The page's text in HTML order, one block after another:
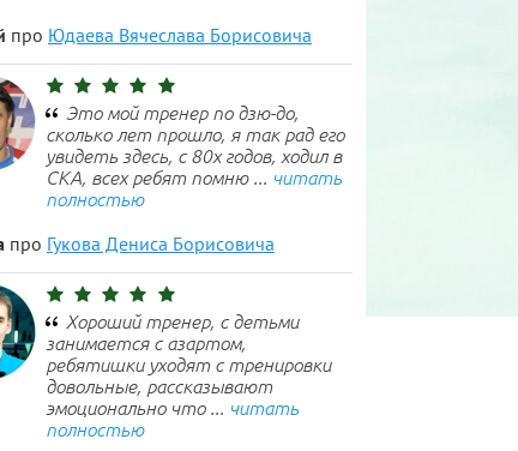
про Юдаева Вячеслава Борисовича
Это мой тренер по дзю-до,
сколько лет прошло, я так рад его
увидеть здесь, с 80х годов, ходил в
СКА, всех ребят помню ... читать
полностью
про Гукова Дениса Борисовича
Хороший тренер, с детьми
занимается с азартом,
ребятишки уходят с тренировки
довольные, рассказывают
эмоционально что ... читать
полностью